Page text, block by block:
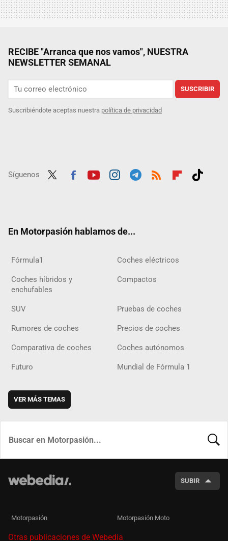
RECIBE "Arranca que nos vamos", NUESTRA
NEWSLETTER SEMANAL
SUSCRIBIR
Suscribiéndote aceptas nuestra política de privacidad
Síguenos
En Motorpasión hablamos de...
Fórmula1 Coches eléctricos
Coches híbridos y
enchufables
Compactos
SUV Pruebas de coches
Rumores de coches Precios de coches
Comparativa de coches Coches autónomos
Futuro Mundial de Fórmula 1
VER MÁS TEMAS
SUBIR
Motorpasión Motorpasión Moto
Otras publicaciones de Webedia